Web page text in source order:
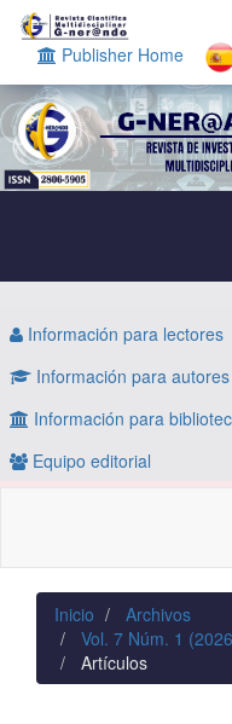
Navegación
principal
Contenido
principal
Barra
lateral
Publisher Home
Información para lectores
Información para autores
Información para
Equipo editorial
Inicio
Archivos
Vol. 7 Núm. 1
Artículos